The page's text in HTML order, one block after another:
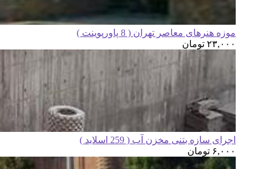
موزه هنرهای معاصر تهران ( 8 پاورپوینت )
۲۳,۰۰۰ تومان
اجرای سازه بتنی مخزن آب ( 259 اسلاید )
۶,۰۰۰ تومان